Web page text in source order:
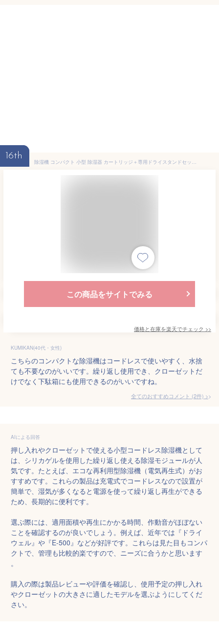
16th
除湿機 コンパクト 小型 除湿器 カートリッジ＋専用ドライスタンドセット 除湿剤 繰り返し使える 省エネ 除湿 湿気取り カビ対策 湿気対策 結露対策 梅雨対策 乾燥剤 クローゼット 衣装ケース 衣類収納 下駄箱 靴箱 本棚 コードレス 水捨て不要 無電源 無音 送料無料 FJ9000
この商品をサイトでみる
価格と在庫を楽天でチェック >>
KUMIKAN(40代・女性)
こちらのコンパクトな除湿機はコードレスで使いやすく、水捨
ても不要なのがいいです。繰り返し使用でき、クローゼットだ
けでなく下駄箱にも使用できるのがいいですね。
全てのおすすめコメント (2件) >
AIによる回答
押し入れやクローゼットで使える小型コードレス除湿機として
は、シリカゲルを使用した繰り返し使える除湿モジュールが人
気です。たとえば、エコな再利用型除湿機（電気再生式）がお
すすめです。これらの製品は充電式でコードレスなので設置が
簡単で、湿気が多くなると電源を使って繰り返し再生ができる
ため、長期的に便利です。
選ぶ際には、適用面積や再生にかかる時間、作動音がほぼない
ことを確認するのが良いでしょう。例えば、近年では『ドライ
ウェル』や『E-500』などが好評です。これらは見た目もコンパ
クトで、管理も比較的楽ですので、ニーズに合うかと思います
。
購入の際は製品レビューや評価を確認し、使用予定の押し入れ
やクローゼットの大きさに適したモデルを選ぶようにしてくだ
さい。